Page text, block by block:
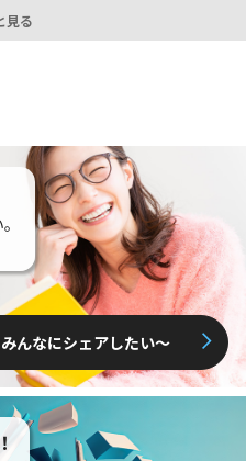
見る
んなにシェアしたい〜